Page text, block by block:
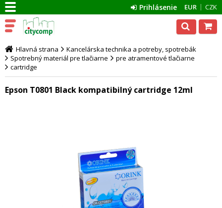
EUR CZK
Prihlásenie
Hlavná strana
Kancelárska technika a potreby, spotrebák
Spotrebný materiál pre tlačiarne
pre atramentové tlačiarne
cartridge
Epson T0801 Black kompatibilný cartridge 12ml